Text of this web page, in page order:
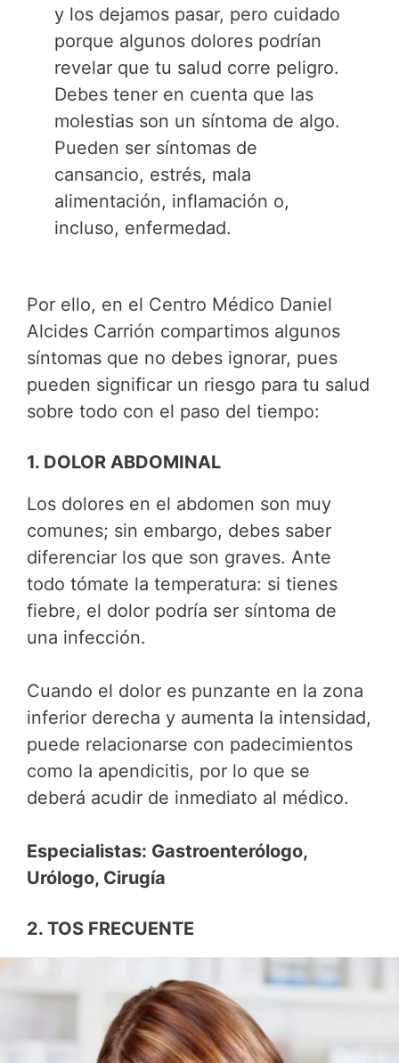
y los dejamos pasar, pero cuidado
porque algunos dolores podrían
revelar que tu salud corre peligro.
Debes tener en cuenta que las
molestias son un síntoma de algo.
Pueden ser síntomas de
cansancio, estrés, mala
alimentación, inflamación o,
incluso, enfermedad.
Por ello, en el Centro Médico Daniel
Alcides Carrión compartimos algunos
síntomas que no debes ignorar, pues
pueden significar un riesgo para tu salud
sobre todo con el paso del tiempo:
1. DOLOR ABDOMINAL
Los dolores en el abdomen son muy
comunes; sin embargo, debes saber
diferenciar los que son graves. Ante
todo tómate la temperatura: si tienes
fiebre, el dolor podría ser síntoma de
una infección.
Cuando el dolor es punzante en la zona
inferior derecha y aumenta la intensidad,
puede relacionarse con padecimientos
como la apendicitis, por lo que se
deberá acudir de inmediato al médico.
Especialistas: Gastroenterólogo,
Urólogo, Cirugía
2. TOS FRECUENTE